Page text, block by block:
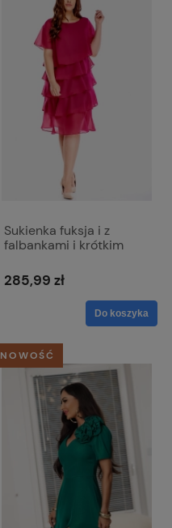
Sukienka fuksja i z
falbankami i krótkim
285,99 zł
Do koszyka
NOWOŚĆ